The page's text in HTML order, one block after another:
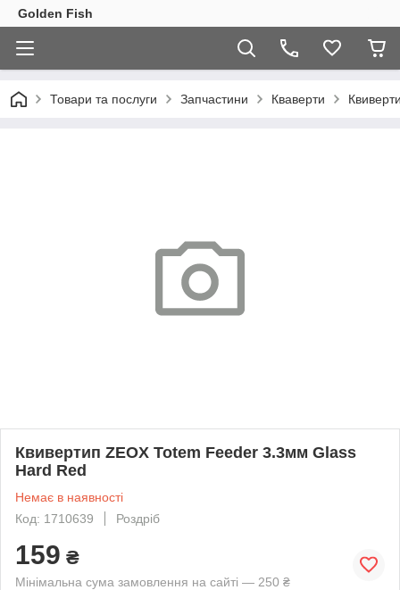
Golden Fish
Товари та послуги Запчастини Кваверти
Квивертип ZEOX Totem Feeder 3.3мм Glass
Hard Red
Немає в наявності
Код: 1710639
Роздріб
159 ₴
Мінімальна сума замовлення на сайті — 250 ₴